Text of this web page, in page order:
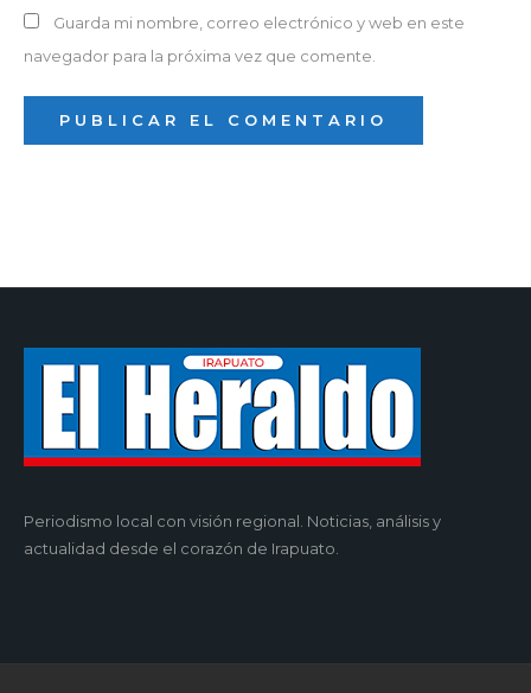
Guarda mi nombre, correo electrónico y web en este
navegador para la próxima vez que comente.
Periodismo local con visión regional. Noticias, análisis y
actualidad desde el corazón de Irapuato.